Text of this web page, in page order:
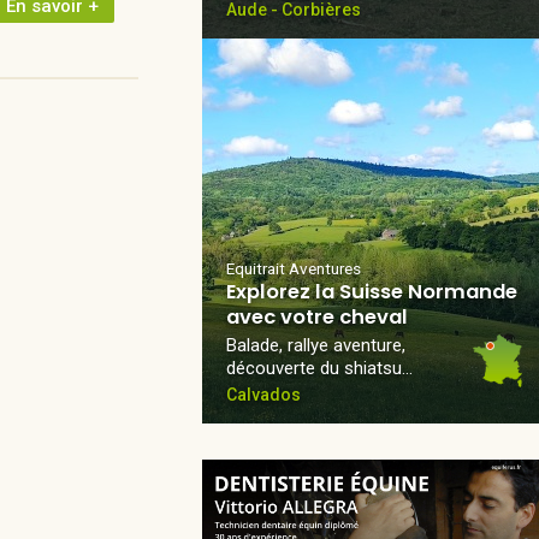
En savoir + Aude - Corbières
Equitrait Aventures
Explorez la Suisse Normande
avec votre cheval
Balade, rallye aventure,
découverte du shiatsu…
Calvados